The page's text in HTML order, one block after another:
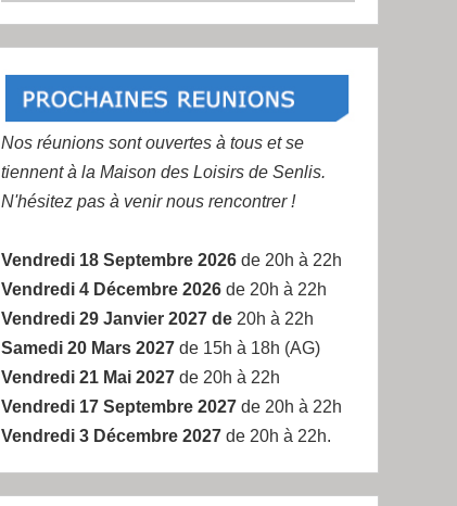
Nos réunions sont ouvertes à tous et se
tiennent à la Maison des Loisirs de Senlis.
N'hésitez pas à venir nous rencontrer !
Vendredi 18 Septembre 2026de 20h à 22h
Vendredi 4 Décembre 2026de 20h à 22h
Vendredi 29 Janvier 2027 de20h à 22h
Samedi 20 Mars 2027de 15h à 18h (AG)
Vendredi 21 Mai 2027de 20h à 22h
Vendredi 17 Septembre 2027de 20h à 22h
Vendredi 3 Décembre 2027de 20h à 22h.